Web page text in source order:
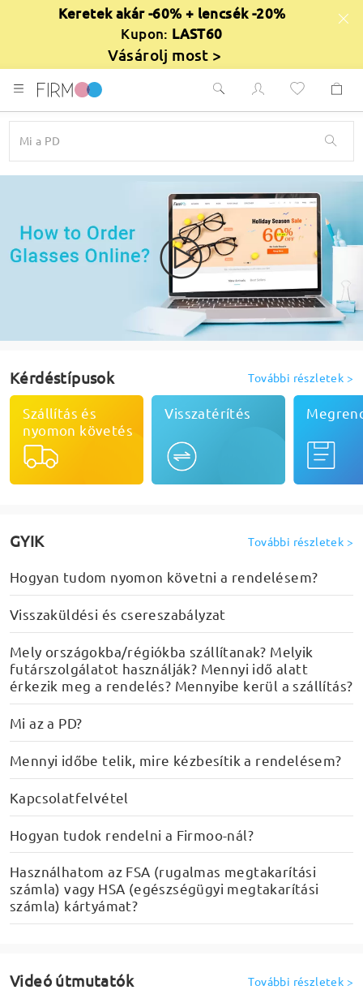
Keretek akár -60% + lencsék -20%
Kupon: LAST60
Vásárolj most >
keresés
Mi a PD
Kérdéstípusok További részletek >
Szállítás és
nyomon követés
Visszatérítés
GYIK További részletek >
Hogyan tudom nyomon követni a rendelésem?
Visszaküldési és csereszabályzat
Mely országokba/régiókba szállítanak? Melyik
futárszolgálatot használják? Mennyi idő alatt
érkezik meg a rendelés? Mennyibe kerül a szállítás?
Mi az a PD?
Mennyi időbe telik, mire kézbesítik a rendelésem?
Kapcsolatfelvétel
Hogyan tudok rendelni a Firmoo-nál?
Használhatom az FSA (rugalmas megtakarítási
számla) vagy HSA (egészségügyi megtakarítási
számla) kártyámat?
Videó útmutatók További részletek >